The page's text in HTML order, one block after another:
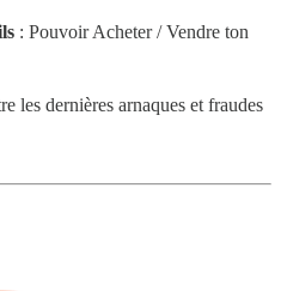
: Pouvoir Acheter / Vendre ton
les dernières arnaques et fraudes